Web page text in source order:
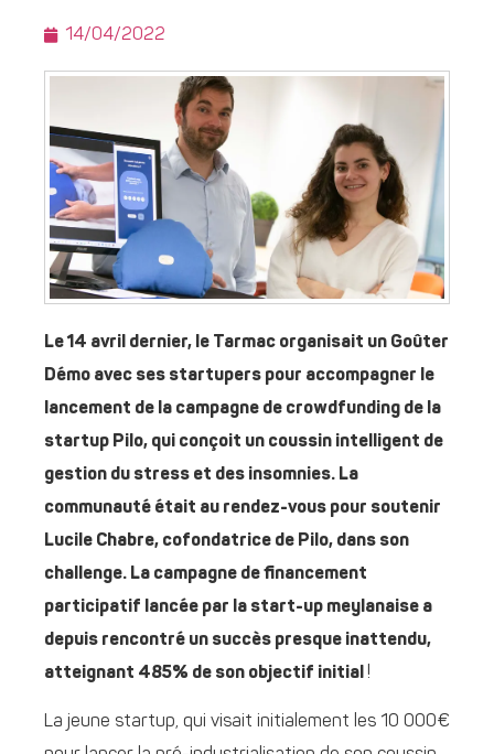
14/04/2022
Le 14 avril dernier, le Tarmac organisait un Goûter
Démo avec ses startupers pour accompagner le
lancement de la campagne de crowdfunding de la
startup Pilo, qui conçoit un coussin intelligent de
gestion du stress et des insomnies. La
communauté était au rendez-vous pour soutenir
Lucile Chabre, cofondatrice de Pilo, dans son
challenge. La campagne de financement
participatif lancée par la start-up meylanaise a
depuis rencontré un succès presque inattendu,
atteignant 485% de son objectif initial !
La jeune startup, qui visait initialement les 10 000€